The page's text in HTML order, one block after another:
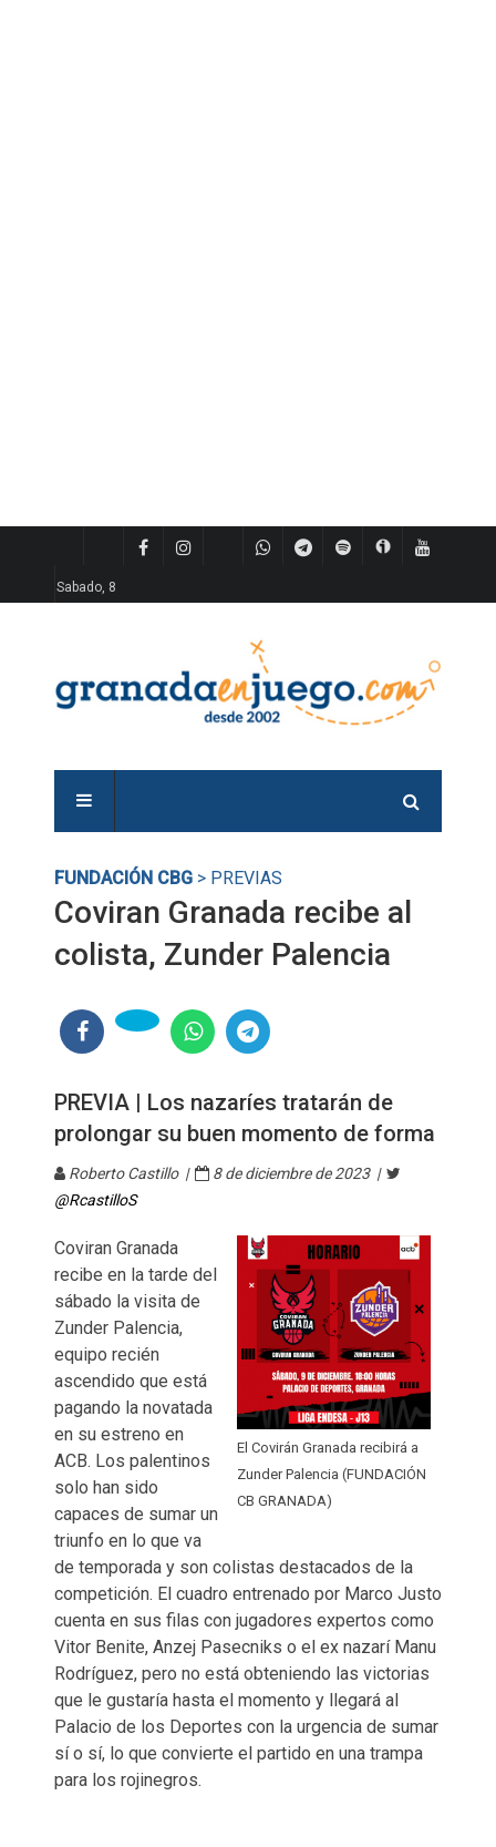
Sabado, 8
FUNDACIÓN CBG > PREVIAS
Coviran Granada recibe al
colista, Zunder Palencia
PREVIA | Los nazaríes tratarán de
prolongar su buen momento de forma
Roberto Castillo |
8 de diciembre de 2023 |
@RcastilloS
El Covirán Granada recibirá a
Zunder Palencia (FUNDACIÓN
CB GRANADA)
Coviran Granada
recibe en la tarde del
sábado la visita de
Zunder Palencia,
equipo recién
ascendido que está
pagando la novatada
en su estreno en
ACB. Los palentinos
solo han sido
capaces de sumar un
triunfo en lo que va
de temporada y son colistas destacados de la
competición. El cuadro entrenado por Marco Justo
cuenta en sus filas con jugadores expertos como
Vitor Benite, Anzej Pasecniks o el ex nazarí Manu
Rodríguez, pero no está obteniendo las victorias
que le gustaría hasta el momento y llegará al
Palacio de los Deportes con la urgencia de sumar
sí o sí, lo que convierte el partido en una trampa
para los rojinegros.